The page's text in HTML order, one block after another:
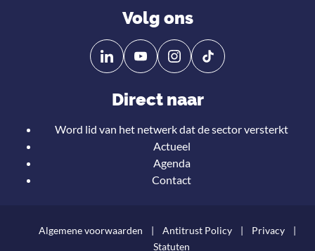
Volg ons
Volg
ons
Linkedin
Volg
ons
YouTube
Direct naar
Word lid van het netwerk dat de sector versterkt
Actueel
Agenda
Contact
Algemene voorwaarden Antitrust Policy
Privacy
Statuten